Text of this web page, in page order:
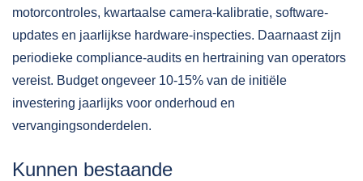
motorcontroles, kwartaalse camera-kalibratie, software-
updates en jaarlijkse hardware-inspecties. Daarnaast zijn
periodieke compliance-audits en hertraining van operators
vereist. Budget ongeveer 10-15% van de initiële
investering jaarlijks voor onderhoud en
vervangingsonderdelen.
Kunnen bestaande